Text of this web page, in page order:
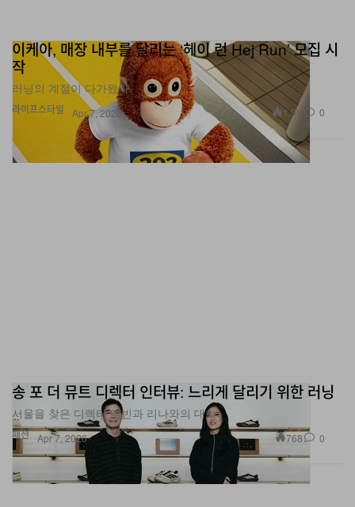
라이프스타일
이케아, 매장 내부를 달리는 ‘헤이 런 Hej Run’ 모집 시
작
러닝의 계절이 다가왔다.
Apr 7, 2026 1.9K 0
패션
송 포 더 뮤트 디렉터 인터뷰: 느리게 달리기 위한 러닝
서울을 찾은 디렉터 엘빈과 리나와의 대화.
Apr 7, 2026 768 0